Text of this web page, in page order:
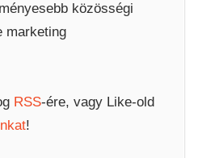
közösségi
marketing
RSS-ére, vagy Like-old
!